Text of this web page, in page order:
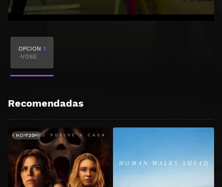
OPCION 1
-VOSE
Recomendadas
HD 720P